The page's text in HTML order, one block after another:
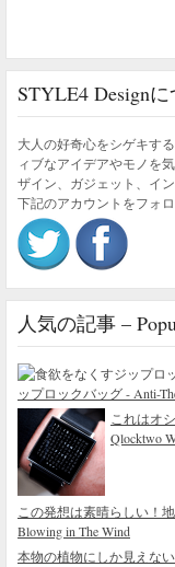
STYLE4 Design
大人の好奇心をシゲキす
ィブなアイデアやモノを
ザイン、ガジェット、イ
下記のアカウントをフォ
人気の記事 –
ップロックバッグ - Anti-
これはオ
Qlocktwo
この発想は素晴らしい！
Blowing in The Wind
本物の植物にしか見えな